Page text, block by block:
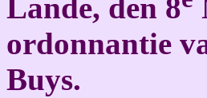
Lande, den 8
ordonnantie
Buys.